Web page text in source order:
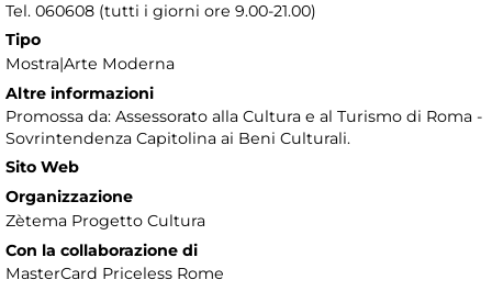
Tel. 060608 (tutti i giorni ore 9.00-21.00)
Tipo
Mostra|Arte Moderna
Altre informazioni
Promossa da: Assessorato alla Cultura e al Turismo di Roma -
Sovrintendenza Capitolina ai Beni Culturali.
Sito Web
Organizzazione
Zètema Progetto Cultura
Con la collaborazione di
MasterCard Priceless Rome